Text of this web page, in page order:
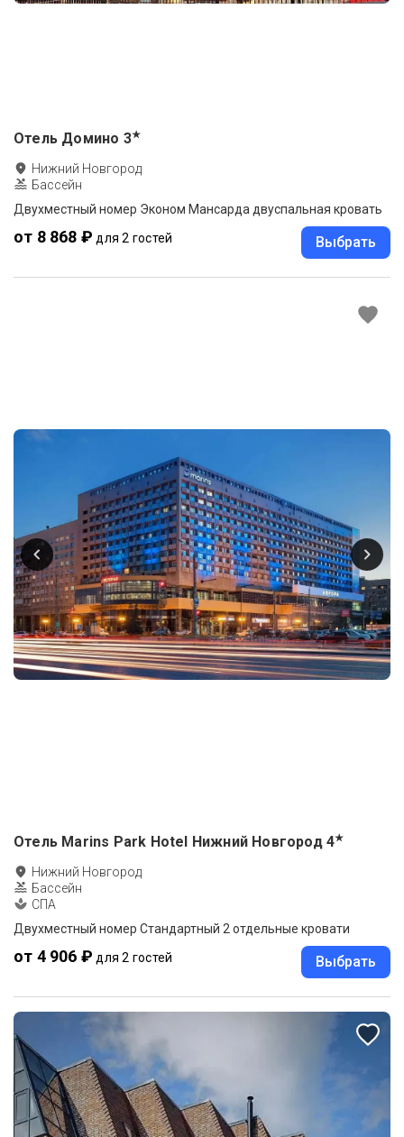
Отель Домино 3★
Нижний Новгород
Бассейн
Двухместный номер Эконом Мансарда двуспальная кровать
от 8 868 ₽ для 2 гостей Выбрать
Отель Marins Park Hotel Нижний Новгород 4★
Нижний Новгород
Бассейн
СПА
Двухместный номер Стандартный 2 отдельные кровати
от 4 906 ₽ для 2 гостей Выбрать